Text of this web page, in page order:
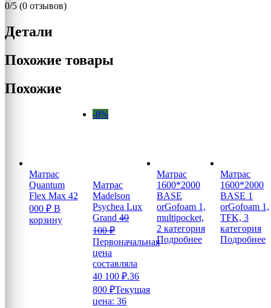
0/5 (0 отзывов)
Детали
Похожие товары
Похожие
Матрас
Quantum
Flex Max 42
000 ₽ В
корзину
-8%
Матрас
Madelson
Psychea Lux
Grand 40
100₽
Первоначальная
цена
составляла
40 100 ₽.36
800₽Текущая
цена: 36
Матрас
1600*2000
BASE
orGofoam 1,
multipocket,
2 категория
Подробнее
Матрас
1600*2000
BASE 1
orGofoam 1,
TFK, 3
категория
Подробнее